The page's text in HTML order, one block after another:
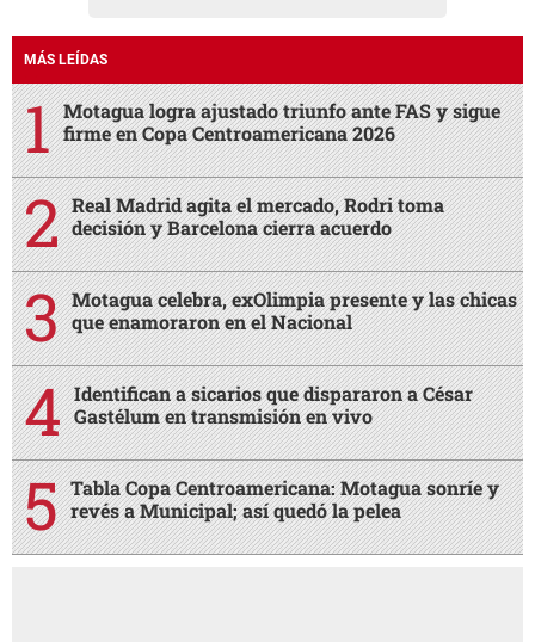
MÁS LEÍDAS
Motagua logra ajustado triunfo ante FAS y sigue
firme en Copa Centroamericana 2026
Real Madrid agita el mercado, Rodri toma
decisión y Barcelona cierra acuerdo
Motagua celebra, exOlimpia presente y las chicas
que enamoraron en el Nacional
Identifican a sicarios que dispararon a César
Gastélum en transmisión en vivo
Tabla Copa Centroamericana: Motagua sonríe y
revés a Municipal; así quedó la pelea